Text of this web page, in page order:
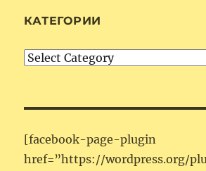
КАТЕГОРИИ
Категории
[facebook-page-plugin
href=”https://wordpress.org/